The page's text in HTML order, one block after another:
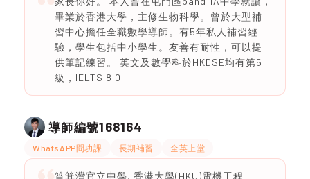
畢業於香港大學，主修生物科學。曾於大型補
習中心擔任全職數學導師。有5年私人補習經
驗，學生包括中小學生。友善有耐性，可以提
供筆記練習。 英文及數學科於HKDSE均有第5
級，IELTS 8.0
導師編號168164
WhatsAPP問功課 長期補習 全英上堂
筲箕灣官立中學, 香港大學(HKU)電機工程